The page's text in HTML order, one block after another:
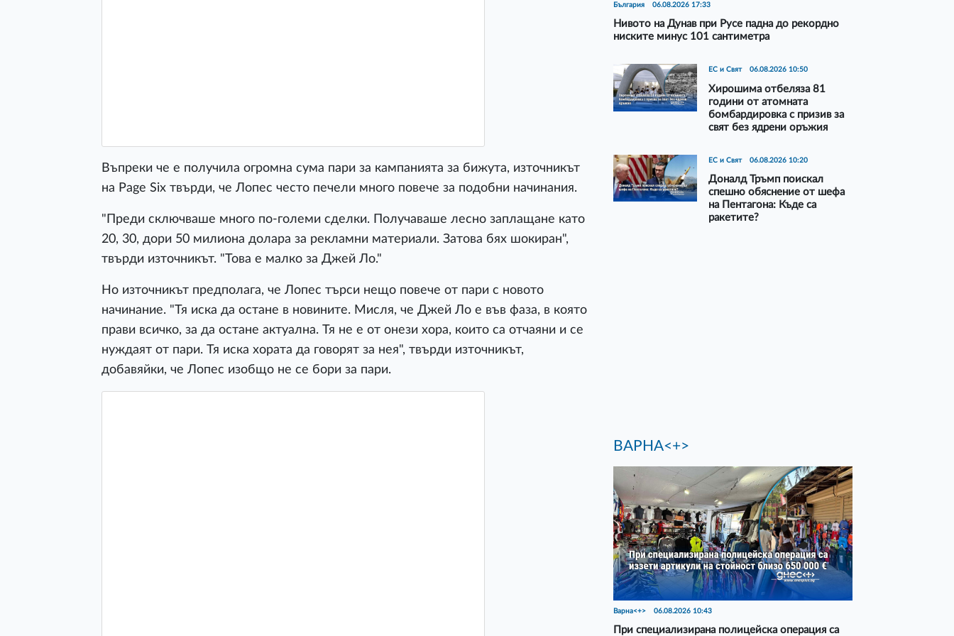
Въпреки че е получила огромна сума пари за кампанията за бижута, източникът
на Page Six твърди, че Лопес често печели много повече за подобни начинания.
"Преди сключваше много по-големи сделки. Получаваше лесно заплащане като
20, 30, дори 50 милиона долара за рекламни материали. Затова бях шокиран",
твърди източникът. "Това е малко за Джей Ло."
Но източникът предполага, че Лопес търси нещо повече от пари с новото
начинание. "Тя иска да остане в новините. Мисля, че Джей Ло е във фаза, в която
прави всичко, за да остане актуална. Тя не е от онези хора, които са отчаяни и се
нуждаят от пари. Тя иска хората да говорят за нея", твърди източникът,
добавяйки, че Лопес изобщо не се бори за пари.
България 06.08.2026 17:33
Нивото на Дунав при Русе падна до рекордно
ниските минус 101 сантиметра
ЕС и Свят 06.08.2026 10:50
Хирошима отбеляза 81
години от атомната
бомбардировка с призив за
свят без ядрени оръжия
ЕС и Свят 06.08.2026 10:20
Доналд Тръмп поискал
спешно обяснение от шефа
на Пентагона: Къде са
ракетите?
ВАРНА<+>
Варна<+> 06.08.2026 10:43
При специализирана полицейска операция са